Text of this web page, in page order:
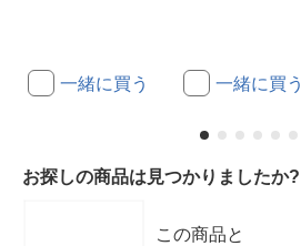
一緒に買う 一緒に買う
お探しの商品は見つかりましたか?
この商品と